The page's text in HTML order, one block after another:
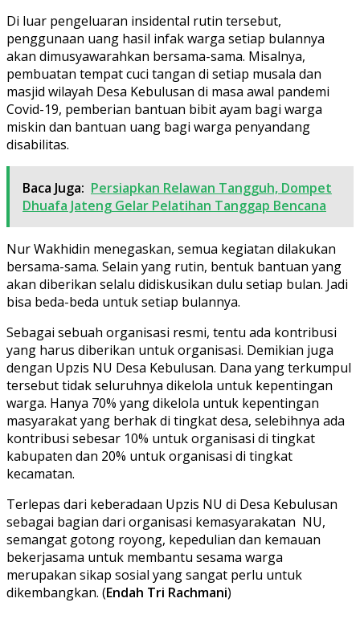
Di luar pengeluaran insidental rutin tersebut,
penggunaan uang hasil infak warga setiap bulannya
akan dimusyawarahkan bersama-sama. Misalnya,
pembuatan tempat cuci tangan di setiap musala dan
masjid wilayah Desa Kebulusan di masa awal pandemi
Covid-19, pemberian bantuan bibit ayam bagi warga
miskin dan bantuan uang bagi warga penyandang
disabilitas.
Baca Juga: Persiapkan Relawan Tangguh, Dompet
Dhuafa Jateng Gelar Pelatihan Tanggap Bencana
Nur Wakhidin menegaskan, semua kegiatan dilakukan
bersama-sama. Selain yang rutin, bentuk bantuan yang
akan diberikan selalu didiskusikan dulu setiap bulan. Jadi
bisa beda-beda untuk setiap bulannya.
Sebagai sebuah organisasi resmi, tentu ada kontribusi
yang harus diberikan untuk organisasi. Demikian juga
dengan Upzis NU Desa Kebulusan. Dana yang terkumpul
tersebut tidak seluruhnya dikelola untuk kepentingan
warga. Hanya 70% yang dikelola untuk kepentingan
masyarakat yang berhak di tingkat desa, selebihnya ada
kontribusi sebesar 10% untuk organisasi di tingkat
kabupaten dan 20% untuk organisasi di tingkat
kecamatan.
Terlepas dari keberadaan Upzis NU di Desa Kebulusan
sebagai bagian dari organisasi kemasyarakatan NU,
semangat gotong royong, kepedulian dan kemauan
bekerjasama untuk membantu sesama warga
merupakan sikap sosial yang sangat perlu untuk
dikembangkan. (Endah Tri Rachmani)